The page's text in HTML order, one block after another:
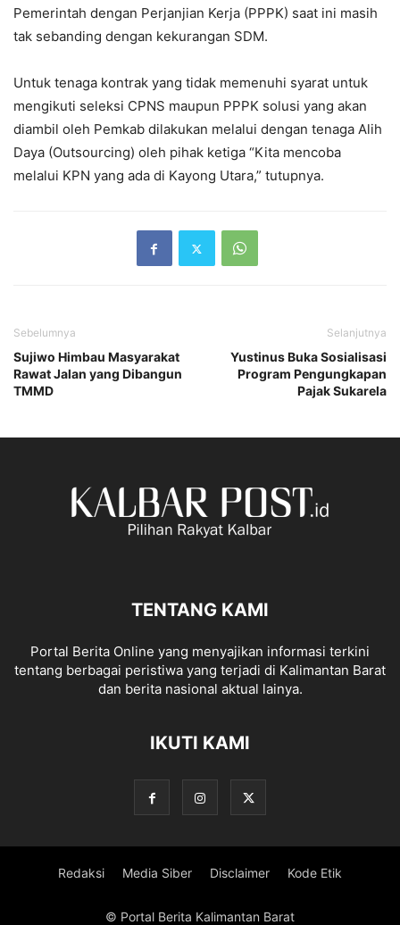
Pemerintah dengan Perjanjian Kerja (PPPK) saat ini masih
tak sebanding dengan kekurangan SDM.
Untuk tenaga kontrak yang tidak memenuhi syarat untuk
mengikuti seleksi CPNS maupun PPPK solusi yang akan
diambil oleh Pemkab dilakukan melalui dengan tenaga Alih
Daya (Outsourcing) oleh pihak ketiga “Kita mencoba
melalui KPN yang ada di Kayong Utara,” tutupnya.
Sebelumnya
Sujiwo Himbau Masyarakat
Rawat Jalan yang Dibangun
TMMD
Selanjutnya
Yustinus Buka Sosialisasi
Program Pengungkapan
Pajak Sukarela
TENTANG KAMI
Portal Berita Online yang menyajikan informasi terkini
tentang berbagai peristiwa yang terjadi di Kalimantan Barat
dan berita nasional aktual lainya.
IKUTI KAMI
Redaksi Media Siber Disclaimer Kode Etik
© Portal Berita Kalimantan Barat